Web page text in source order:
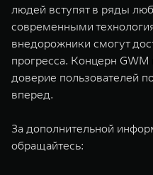
людей вступят в ряды
современными
внедорожники смогут
прогресса. Концерн
доверие пользователей
вперед.
За дополнительной
обращайтесь: